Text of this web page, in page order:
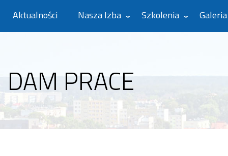
Aktualności Nasza Izba Szkolenia Galeria
DAM PRACE